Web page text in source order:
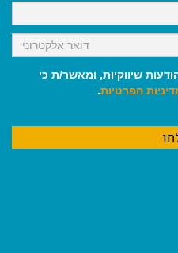
שיווקיות, ומאשר/ת כי
הפרטיות.